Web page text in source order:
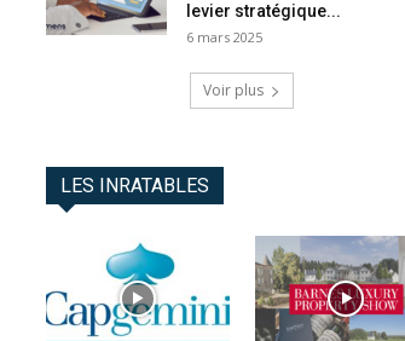
levier stratégique...
6 mars 2025
Voir plus
LES INRATABLES